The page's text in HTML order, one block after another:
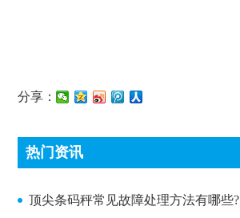
分享：
热门资讯
顶尖条码秤常见故障处理方法有哪些?
顶尖条码秤常见故障处理方法有哪些?